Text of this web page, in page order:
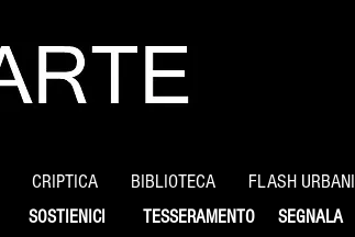
CRIPTICA BIBLIOTECA FLASH URBANI
SOSTIENICI SEGNALA
TESSERAMENTO